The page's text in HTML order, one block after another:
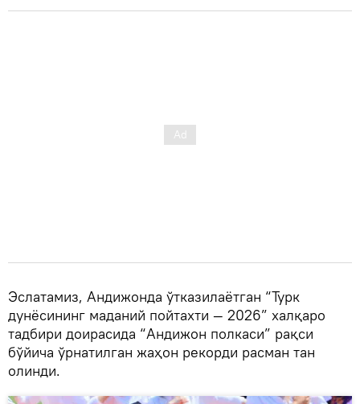
Эслатамиз, Андижонда ўтказилаётган “Турк
дунёсининг маданий пойтахти — 2026” халқаро
тадбири доирасида “Андижон полкаси” рақси
бўйича ўрнатилган жаҳон рекорди расман тан
олинди.